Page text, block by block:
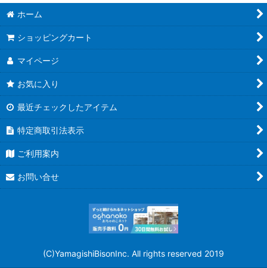
ホーム
ショッピングカート
マイページ
お気に入り
最近チェックしたアイテム
特定商取引法表示
ご利用案内
お問い合せ
(C)YamagishiBisonInc. All rights reserved 2019